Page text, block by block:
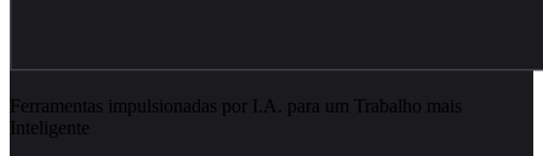
Ferramentas impulsionadas por I.A. para um Trabalho mais
Inteligente